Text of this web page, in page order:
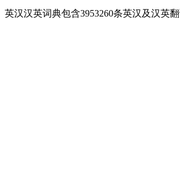
英汉汉英词典包含3953260条英汉及汉英